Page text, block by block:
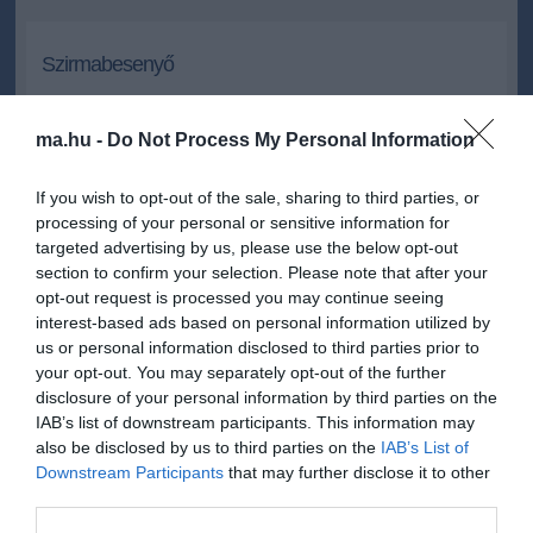
ma.hu - Do Not Process My Personal Information
If you wish to opt-out of the sale, sharing to third parties, or
processing of your personal or sensitive information for
targeted advertising by us, please use the below opt-out
section to confirm your selection. Please note that after your
opt-out request is processed you may continue seeing
interest-based ads based on personal information utilized by
us or personal information disclosed to third parties prior to
your opt-out. You may separately opt-out of the further
disclosure of your personal information by third parties on the
IAB’s list of downstream participants. This information may
also be disclosed by us to third parties on the IAB’s List of
Downstream Participants that may further disclose it to other
Szirmabesenyő
Sajóba.
Havariapress
+-
Egyelőre tisztázatlan körülmények között fulladt bele a vízbe az az
ember, akinek a holttestét, kedden délután emelik ki a Sajóból a
miskolci és szerencsi tűzoltók, Szirmabesenyőn. A haláleset
körülményeit a hatóság vizsgálja.